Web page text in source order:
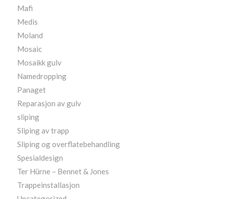
Mafi
Medis
Moland
Mosaic
Mosaikk gulv
Namedropping
Panaget
Reparasjon av gulv
sliping
Sliping av trapp
Sliping og overflatebehandling
Spesialdesign
Ter Hürne – Bennet & Jones
Trappeinstallasjon